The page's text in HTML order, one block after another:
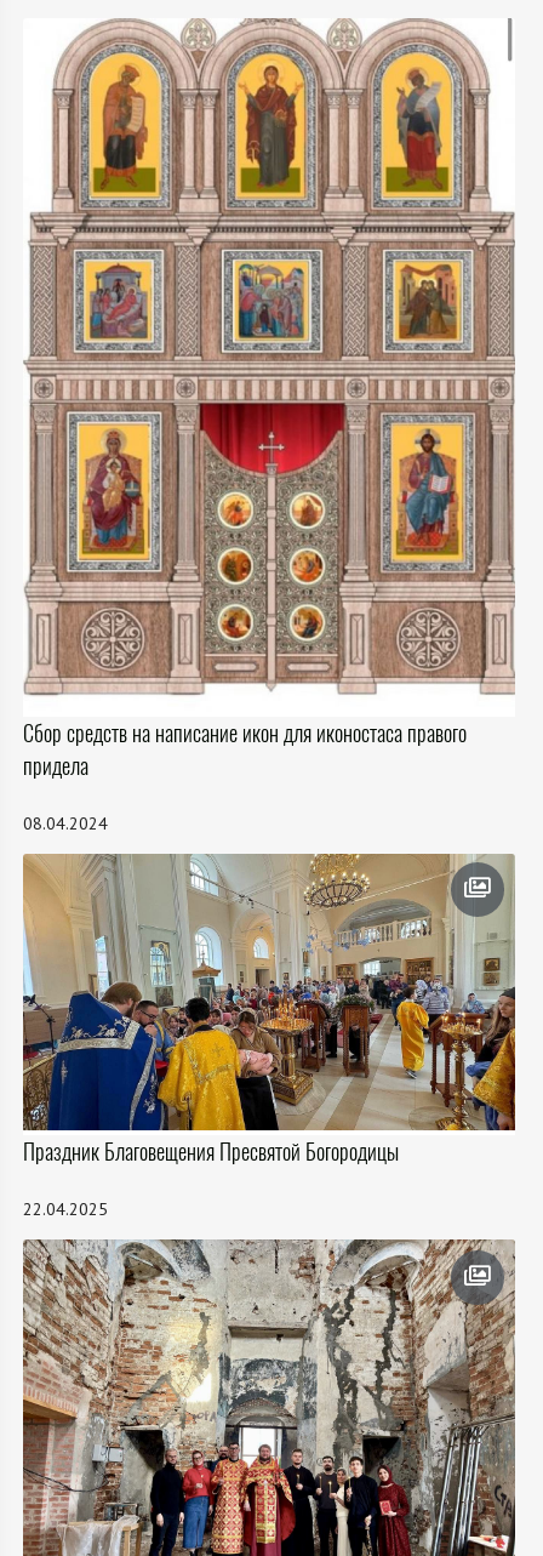
Сбор средств на написание икон для иконостаса правого
придела
08.04.2024
Праздник Благовещения Пресвятой Богородицы
22.04.2025